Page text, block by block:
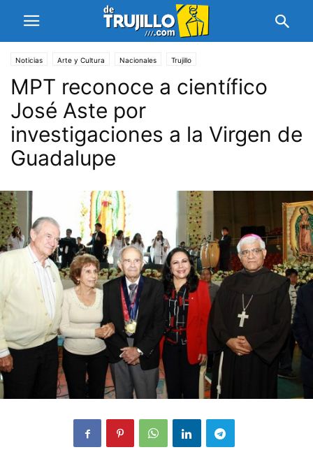
Noticias Arte y Cultura Nacionales Trujillo
MPT reconoce a científico
José Aste por
investigaciones a la Virgen de
Guadalupe